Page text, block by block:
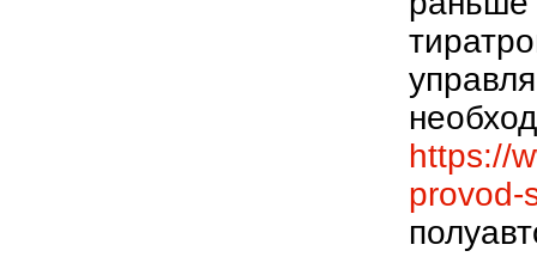
https://
provod-